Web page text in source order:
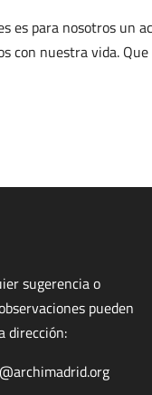
es para nosotros un
con nuestra vida.
sugerencia o
pueden
dirección: